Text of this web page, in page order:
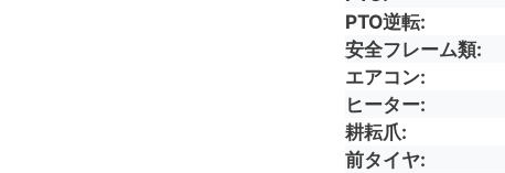
PTO逆転
安全フレーム類
エアコン
ヒーター
耕耘爪
前タイヤ